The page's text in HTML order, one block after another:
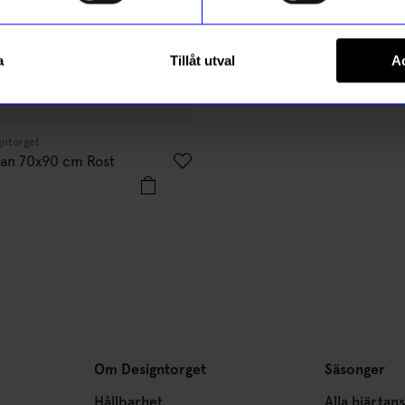
Tillåt utval
70x90 cm Rost
Om Designtorget
Säsonger